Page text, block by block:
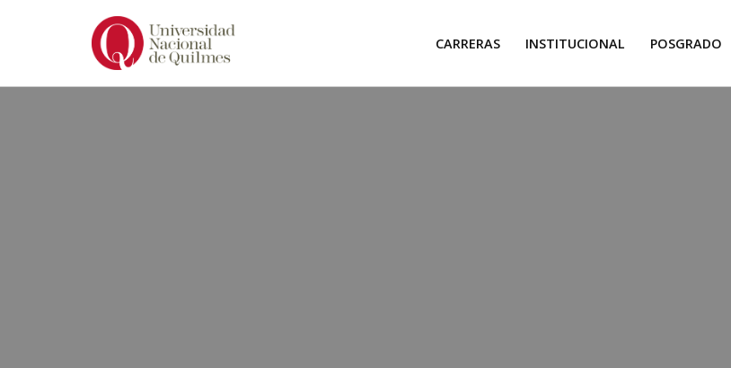
CARRERAS INSTITUCIONAL POSGRADO